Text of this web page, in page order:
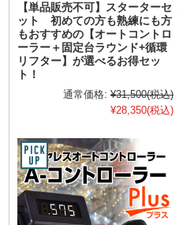
【単品販売不可】スターターセ
ット 初めての方も熟練にも方
もおすすめの【オートコントロ
ーラー＋固定台ラウンド+循環
リフター】が選べるお得セッ
ト！
通常価格: ¥31,500(税込)
¥28,350(税込)